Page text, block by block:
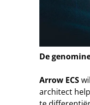
De
Arrow ECS
architect